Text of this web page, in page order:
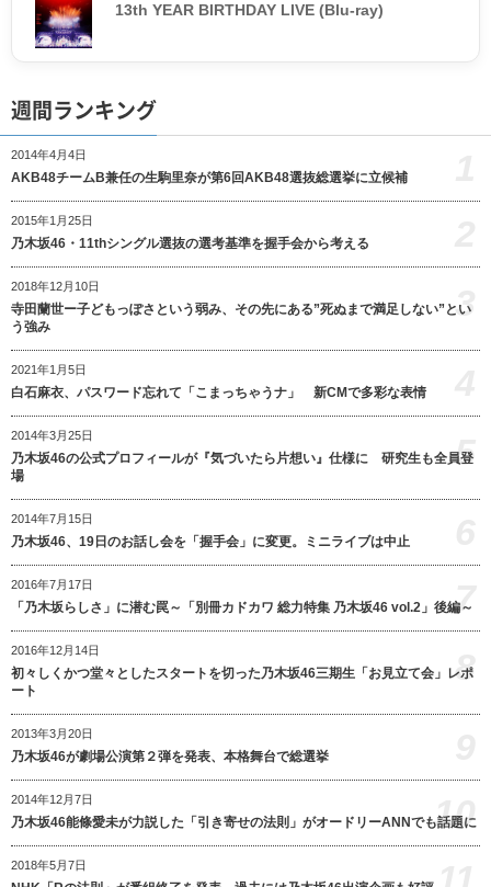
13th YEAR BIRTHDAY LIVE (Blu-ray)
週間ランキング
2014年4月4日
AKB48チームB兼任の生駒里奈が第6回AKB48選抜総選挙に立候補
2015年1月25日
乃木坂46・11thシングル選抜の選考基準を握手会から考える
2018年12月10日
寺田蘭世ー子どもっぽさという弱み、その先にある”死ぬまで満足しない”とい
う強み
3
2021年1月5日
白石麻衣、パスワード忘れて「こまっちゃうナ」 新CMで多彩な表情
2014年3月25日
乃木坂46の公式プロフィールが『気づいたら片想い』仕様に 研究生も全員登
場
5
2014年7月15日
乃木坂46、19日のお話し会を「握手会」に変更。ミニライブは中止
2016年7月17日
「乃木坂らしさ」に潜む罠～「別冊カドカワ 総力特集 乃木坂46 vol.2」後編～
7
2016年12月14日
初々しくかつ堂々としたスタートを切った乃木坂46三期生「お見立て会」レポ
ート
8
2013年3月20日
乃木坂46が劇場公演第２弾を発表、本格舞台で総選挙
2014年12月7日
乃木坂46能條愛未が力説した「引き寄せの法則」がオードリーANNでも話題に
10
2018年5月7日